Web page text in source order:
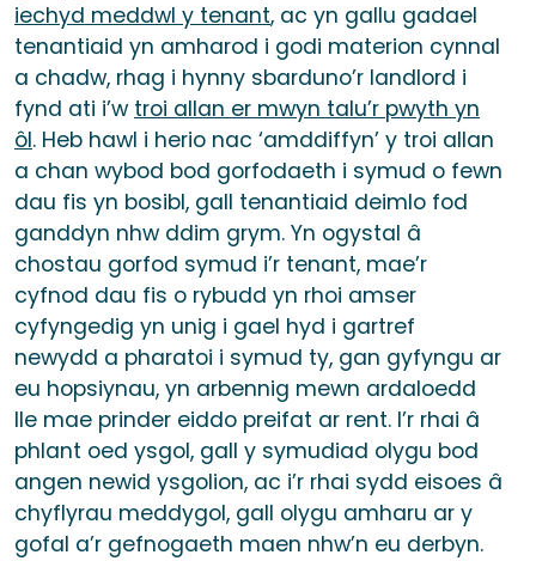
iechyd meddwl y tenant, ac yn gallu gadael
tenantiaid yn amharod i godi materion cynnal
a chadw, rhag i hynny sbarduno’r landlord i
fynd ati i’w troi allan er mwyn talu’r pwyth yn
ôl. Heb hawl i herio nac ‘amddiffyn’ y troi allan
a chan wybod bod gorfodaeth i symud o fewn
dau fis yn bosibl, gall tenantiaid deimlo fod
ganddyn nhw ddim grym. Yn ogystal â
chostau gorfod symud i’r tenant, mae’r
cyfnod dau fis o rybudd yn rhoi amser
cyfyngedig yn unig i gael hyd i gartref
newydd a pharatoi i symud ty, gan gyfyngu ar
eu hopsiynau, yn arbennig mewn ardaloedd
lle mae prinder eiddo preifat ar rent. I’r rhai â
phlant oed ysgol, gall y symudiad olygu bod
angen newid ysgolion, ac i’r rhai sydd eisoes â
chyflyrau meddygol, gall olygu amharu ar y
gofal a’r gefnogaeth maen nhw’n eu derbyn.